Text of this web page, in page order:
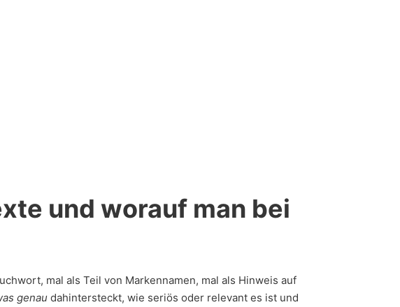
und worauf man bei
mal als Teil von Markennamen, mal als Hinweis auf
genau dahintersteckt, wie seriös oder relevant es ist und